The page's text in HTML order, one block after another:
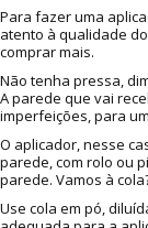
Para fazer uma
atento à qualidade
comprar mais.
Não tenha pressa,
A parede que vai
imperfeições, para
O aplicador, nesse
parede, com rolo ou
parede. Vamos à
Use cola em pó,